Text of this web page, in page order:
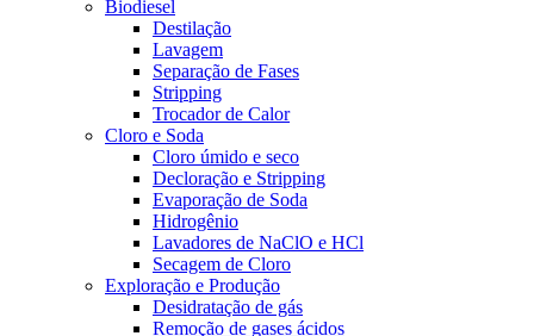
Biodiesel
Destilação
Lavagem
Separação de Fases
Stripping
Trocador de Calor
Cloro e Soda
Cloro úmido e seco
Decloração e Stripping
Evaporação de Soda
Hidrogênio
Lavadores de NaClO e HCl
Secagem de Cloro
Exploração e Produção
Desidratação de gás
Remoção de gases ácidos